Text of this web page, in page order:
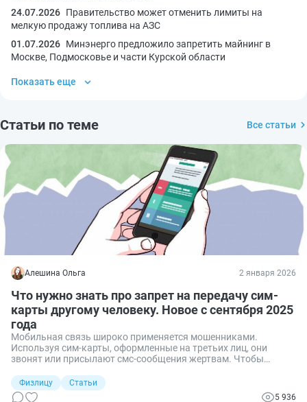
24.07.2026 Правительство может отменить лимиты на
мелкую продажу топлива на АЗС
01.07.2026 Минэнерго предложило запретить майнинг в
Москве, Подмосковье и части Курской области
Показать еще
Статьи по теме Все статьи
Алешина Ольга 2 января 2026
Что нужно знать про запрет на передачу сим-
карты другому человеку. Новое с сентября 2025
года
Мобильная связь широко применяется мошенниками.
Используя сим-карты, оформленные на третьих лиц, они
звонят или присылают смс-сообщения жертвам. Чтобы
принят ряд нормативных актов. Так, с 1 сентября 2025 года за
передачу своей сим‑карты другим людям вводят штрафы до
Физлицу
Статьи
5 936